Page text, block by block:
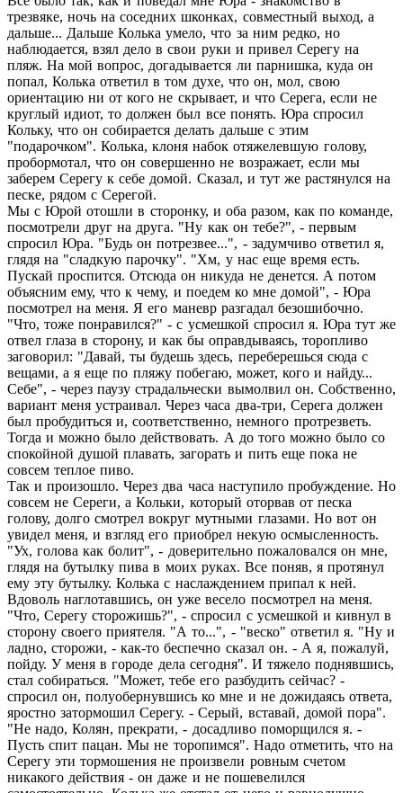
трезвяке, ночь на соседних шконках, совместный выход, а
дальше... Дальше Колька умело, что за ним редко, но
наблюдается, взял дело в свои руки и привел Серегу на
пляж. На мой вопрос, догадывается ли парнишка, куда он
попал, Колька ответил в том духе, что он, мол, свою
ориентацию ни от кого не скрывает, и что Серега, если не
круглый идиот, то должен был все понять. Юра спросил
Кольку, что он собирается делать дальше с этим
"подарочком". Колька, клоня набок отяжелевшую голову,
пробормотал, что он совершенно не возражает, если мы
заберем Серегу к себе домой. Сказал, и тут же растянулся на
песке, рядом с Серегой.
Мы с Юрой отошли в сторонку, и оба разом, как по команде,
посмотрели друг на друга. "Ну как он тебе?", - первым
спросил Юра. "Будь он потрезвее...", - задумчиво ответил я,
глядя на "сладкую парочку". "Хм, у нас еще время есть.
Пускай проспится. Отсюда он никуда не денется. А потом
объясним ему, что к чему, и поедем ко мне домой", - Юра
посмотрел на меня. Я его маневр разгадал безошибочно.
"Что, тоже понравился?" - с усмешкой спросил я. Юра тут же
отвел глаза в сторону, и как бы оправдываясь, торопливо
заговорил: "Давай, ты будешь здесь, переберешься сюда с
вещами, а я еще по пляжу побегаю, может, кого и найду...
Себе", - через паузу страдальчески вымолвил он. Собственно,
вариант меня устраивал. Через часа два-три, Серега должен
был пробудиться и, соответственно, немного протрезветь.
Тогда и можно было действовать. А до того можно было со
спокойной душой плавать, загорать и пить еще пока не
совсем теплое пиво.
Так и произошло. Через два часа наступило пробуждение. Но
совсем не Сереги, а Кольки, который оторвав от песка
голову, долго смотрел вокруг мутными глазами. Но вот он
увидел меня, и взгляд его приобрел некую осмысленность.
"Ух, голова как болит", - доверительно пожаловался он мне,
глядя на бутылку пива в моих руках. Все поняв, я протянул
ему эту бутылку. Колька с наслаждением припал к ней.
Вдоволь наглотавшись, он уже весело посмотрел на меня.
"Что, Серегу сторожишь?", - спросил с усмешкой и кивнул в
сторону своего приятеля. "А то...", - "веско" ответил я. "Ну и
ладно, сторожи, - как-то беспечно сказал он. - А я, пожалуй,
пойду. У меня в городе дела сегодня". И тяжело поднявшись,
стал собираться. "Может, тебе его разбудить сейчас? -
спросил он, полуобернувшись ко мне и не дожидаясь ответа,
яростно затормошил Серегу. - Серый, вставай, домой пора".
"Не надо, Колян, прекрати, - досадливо поморщился я. -
Пусть спит пацан. Мы не торопимся". Надо отметить, что на
Серегу эти тормошения не произвели ровным счетом
никакого действия - он даже и не пошевелился